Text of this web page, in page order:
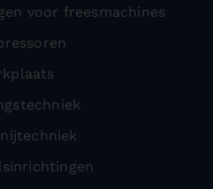
voor freesmachines